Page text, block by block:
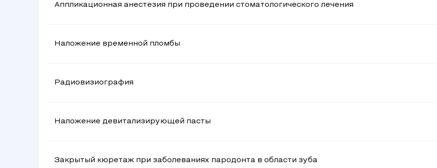
Аппликационная анестезия при проведении стоматологического лечения
Наложение временной пломбы
Радиовизиография
Наложение девитализирующей пасты
Закрытый кюретаж при заболеваниях пародонта в области зуба